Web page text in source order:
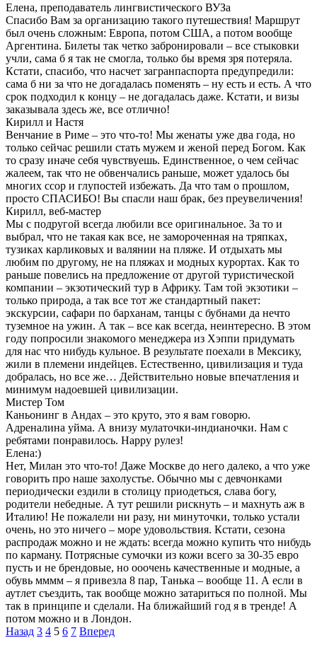
Елена, преподаватель лингвистического ВУЗа
Спасибо Вам за организацию такого путешествия! Маршрут
был очень сложным: Европа, потом США, а потом вообще
Аргентина. Билеты так четко забронировали – все стыковки
учли, сама б я так не смогла, только бы время зря потеряла.
Кстати, спасибо, что насчет загранпаспорта предупредили:
сама б ни за что не догадалась поменять – ну есть и есть. А что
срок подходил к концу – не догадалась даже. Кстати, и визы
заказывала здесь же, все отлично!
Кирилл и Настя
Венчание в Риме – это что-то! Мы женаты уже два года, но
только сейчас решили стать мужем и женой перед Богом. Как
то сразу иначе себя чувствуешь. Единственное, о чем сейчас
жалеем, так что не обвенчались раньше, может удалось бы
многих ссор и глупостей избежать. Да что там о прошлом,
просто СПАСИБО! Вы спасли наш брак, без преувеличения!
Кирилл, веб-мастер
Мы с подругой всегда любили все оригинальное. За то и
выбрал, что не такая как все, не замороченная на тряпках,
тузиках карликовых и валянии на пляже. И отдыхать мы
любим по другому, не на пляжах и модных курортах. Как то
раньше повелись на предложение от другой туристической
компании – экзотический тур в Африку. Там той экзотики –
только природа, а так все тот же стандартный пакет:
экскурсии, сафари по барханам, танцы с бубнами да нечто
туземное на ужин. А так – все как всегда, неинтересно. В этом
году попросили знакомого менеджера из Хэппи придумать
для нас что нибудь кульное. В результате поехали в Мексику,
жили в племени индейцев. Естественно, цивилизация и туда
добралась, но все же… Действительно новые впечатления и
минимум надоевшей цивилизации.
Мистер Том
Каньонинг в Андах – это круто, это я вам говорю.
Адреналина уйма. А внизу мулаточки-индианочки. Нам с
ребятами понравилось. Happy рулез!
Елена:)
Нет, Милан это что-то! Даже Москве до него далеко, а что уже
говорить про наше захолустье. Обычно мы с девчонками
периодически ездили в столицу приодеться, слава богу,
родители небедные. А тут решили рискнуть – и махнуть аж в
Италию! Не пожалели ни разу, ни минуточки, только устали
очень, но это ничего – море удовольствия. Кстати, сезона
распродаж можно и не ждать: всегда можно купить что нибудь
по карману. Потрясные сумочки из кожи всего за 30-35 евро
пусть и не брендовые, но ооочень качественные и модные, а
обувь мммм – я привезла 8 пар, Танька – вообще 11. А если в
аутлет съездить, так вообще можно затариться по полной. Мы
так в принципе и сделали. На ближайший год я в тренде! А
потом можно и в Лондон.
Назад 3 4 5 6 7 Вперед